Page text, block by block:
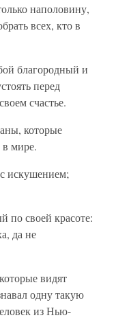
наполовину,
всех, кто в
благородный и
перед
счастье.
которые
мире.
с искушением;
по своей красоте:
да не
видят
одну такую
из Нью-